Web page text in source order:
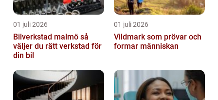
01 juli 2026
Bilverkstad malmö så
väljer du rätt verkstad för
din bil
01 juli 2026
Vildmark som prövar och
formar människan